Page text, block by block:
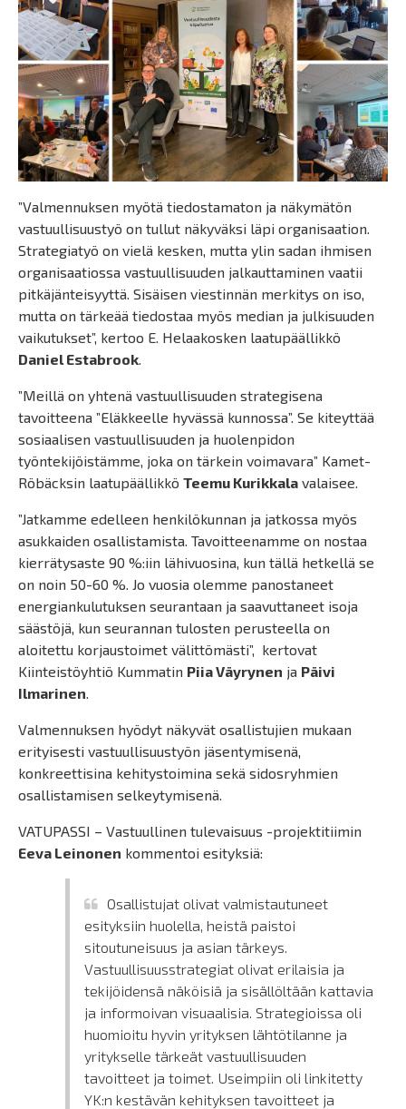
”Valmennuksen myötä tiedostamaton ja näkymätön
vastuullisuustyö on tullut näkyväksi läpi organisaation.
Strategiatyö on vielä kesken, mutta ylin sadan ihmisen
organisaatiossa vastuullisuuden jalkauttaminen vaatii
pitkäjänteisyyttä. Sisäisen viestinnän merkitys on iso,
mutta on tärkeää tiedostaa myös median ja julkisuuden
vaikutukset”, kertoo E. Helaakosken laatupäällikkö
Daniel Estabrook
”Meillä on yhtenä vastuullisuuden strategisena
tavoitteena ”Eläkkeelle hyvässä kunnossa”. Se kiteyttää
sosiaalisen vastuullisuuden ja huolenpidon
työntekijöistämme, joka on tärkein voimavara” Kamet-
Röbäcksin laatupäällikkö Teemu Kurikkala valaisee.
”Jatkamme edelleen henkilökunnan ja jatkossa myös
asukkaiden osallistamista. Tavoitteenamme on nostaa
kierrätysaste 90 %:iin lähivuosina, kun tällä hetkellä se
on noin 50-60 %. Jo vuosia olemme panostaneet
energiankulutuksen seurantaan ja saavuttaneet isoja
säästöjä, kun seurannan tulosten perusteella on
aloitettu korjaustoimet välittömästi”, kertovat
Kiinteistöyhtiö Kummatin Piia Väyrynen ja Päivi
Ilmarinen
Valmennuksen hyödyt näkyvät osallistujien mukaan
erityisesti vastuullisuustyön jäsentymisenä,
konkreettisina kehitystoimina sekä sidosryhmien
osallistamisen selkeytymisenä.
VATUPASSI – Vastuullinen tulevaisuus -projektitiimin
Eeva Leinonen kommentoi esityksiä:
Osallistujat olivat valmistautuneet
esityksiin huolella, heistä paistoi
sitoutuneisuus ja asian tärkeys.
Vastuullisuusstrategiat olivat erilaisia ja
tekijöidensä näköisiä ja sisällöltään kattavia
ja informoivan visuaalisia. Strategioissa oli
huomioitu hyvin yrityksen lähtötilanne ja
yritykselle tärkeät vastuullisuuden
tavoitteet ja toimet. Useimpiin oli linkitetty
YK:n kestävän kehityksen tavoitteet ja